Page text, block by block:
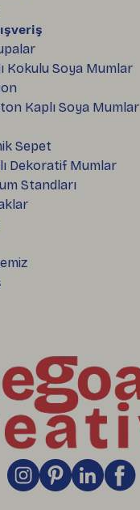
Kokulu Soya Mumlar
Kaplı Soya Mumlar
Sepet
Dekoratif Mumlar
Standları